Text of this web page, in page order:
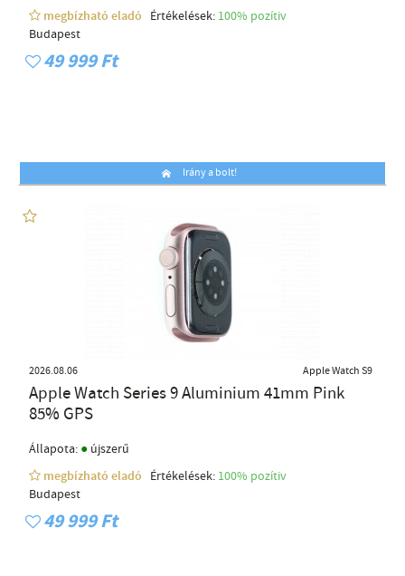
megbízható eladó Értékelések: 100% pozítiv
Budapest
49 999 Ft
Irány a bolt!
2026.08.06 Apple Watch S9
Apple Watch Series 9 Aluminium 41mm Pink
85% GPS
Állapota: ● újszerű
megbízható eladó
Értékelések: 100% pozítiv
Budapest
49 999 Ft